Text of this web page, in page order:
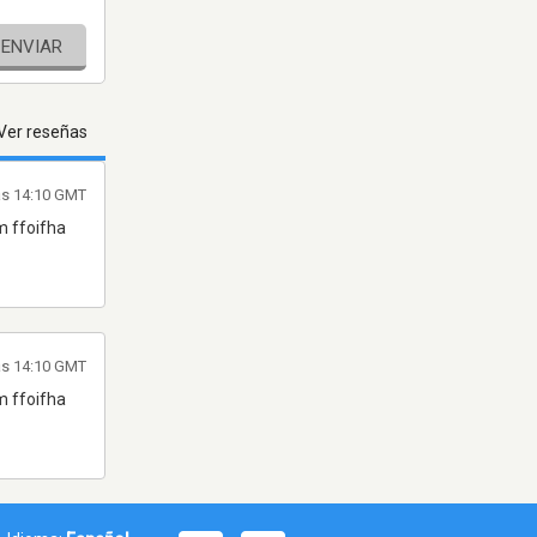
ENVIAR
reseñas
ffoifha
14:10 GMT
ffoifha
14:10 GMT